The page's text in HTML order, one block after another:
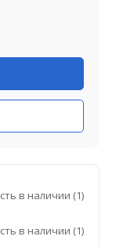
Есть в наличии (1)
Есть в наличии (1)